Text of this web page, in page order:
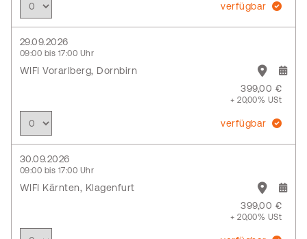
verfügbar
29.09.2026
09:00 bis 17:00 Uhr
WIFI Vorarlberg, Dornbirn
399,00 €
+ 20,00% USt
verfügbar
30.09.2026
09:00 bis 17:00 Uhr
WIFI Kärnten, Klagenfurt
399,00 €
+ 20,00% USt